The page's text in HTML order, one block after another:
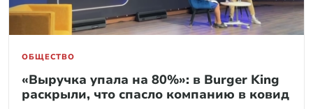
ОБЩЕСТВО
«Выручка упала на 80%»: в Burger King
раскрыли, что спасло компанию в ковид